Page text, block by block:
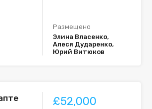
Размещено
Элина Власенко,
Алеся Дударенко,
Юрий Витюков
£52,000